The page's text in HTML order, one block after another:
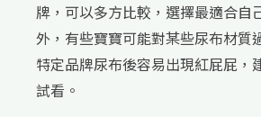
牌，可以多方比較，選擇最適合自
外，有些寶寶可能對某些尿布材質
特定品牌尿布後容易出現紅屁屁，
試看。